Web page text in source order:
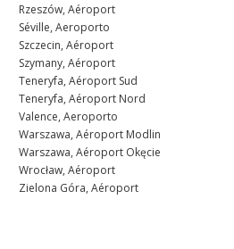
Rzeszów, Aéroport
Séville, Aeroporto
Szczecin, Aéroport
Szymany, Aéroport
Teneryfa, Aéroport Sud
Teneryfa, Aéroport Nord
Valence, Aeroporto
Warszawa, Aéroport Modlin
Warszawa, Aéroport Okęcie
Wrocław, Aéroport
Zielona Góra, Aéroport